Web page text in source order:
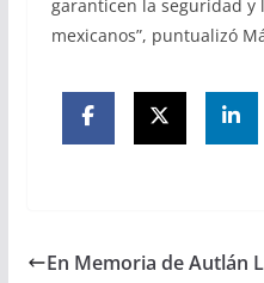
garanticen la seguridad y
mexicanos”, puntualizó
En Memoria de Autlán